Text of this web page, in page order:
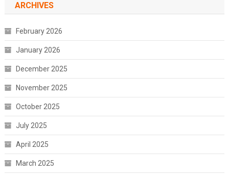
ARCHIVES
February 2026
January 2026
December 2025
November 2025
October 2025
July 2025
April 2025
March 2025